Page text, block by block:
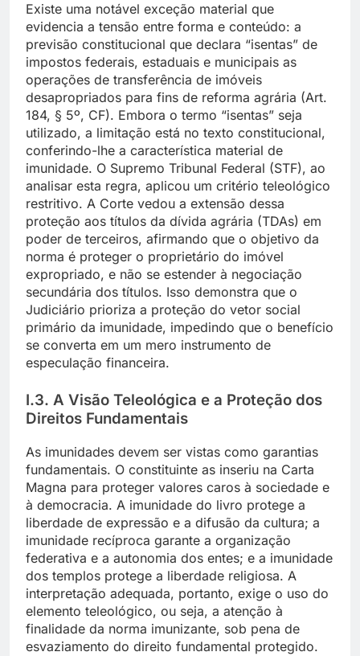
Existe uma notável exceção material que
evidencia a tensão entre forma e conteúdo: a
previsão constitucional que declara “isentas” de
impostos federais, estaduais e municipais as
operações de transferência de imóveis
desapropriados para fins de reforma agrária (Art.
184, § 5º, CF). Embora o termo “isentas” seja
utilizado, a limitação está no texto constitucional,
conferindo-lhe a característica material de
imunidade. O Supremo Tribunal Federal (STF), ao
analisar esta regra, aplicou um critério teleológico
restritivo. A Corte vedou a extensão dessa
proteção aos títulos da dívida agrária (TDAs) em
poder de terceiros, afirmando que o objetivo da
norma é proteger o proprietário do imóvel
expropriado, e não se estender à negociação
secundária dos títulos. Isso demonstra que o
Judiciário prioriza a proteção do vetor social
primário da imunidade, impedindo que o benefício
se converta em um mero instrumento de
especulação financeira.
I.3. A Visão Teleológica e a Proteção dos
Direitos Fundamentais
As imunidades devem ser vistas como garantias
fundamentais. O constituinte as inseriu na Carta
Magna para proteger valores caros à sociedade e
à democracia. A imunidade do livro protege a
liberdade de expressão e a difusão da cultura; a
imunidade recíproca garante a organização
federativa e a autonomia dos entes; e a imunidade
dos templos protege a liberdade religiosa. A
interpretação adequada, portanto, exige o uso do
elemento teleológico, ou seja, a atenção à
finalidade da norma imunizante, sob pena de
esvaziamento do direito fundamental protegido.